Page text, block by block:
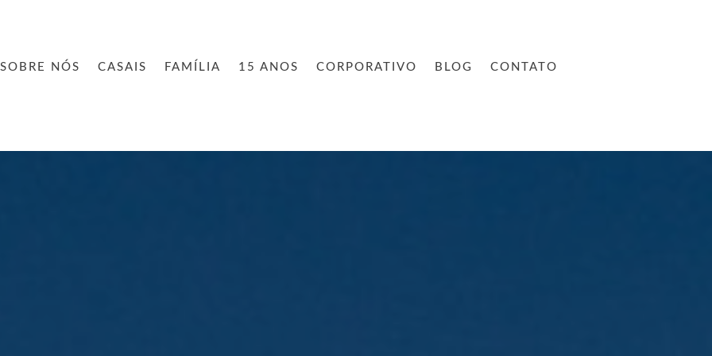
SOBRE NÓS CASAIS FAMÍLIA 15 ANOS CORPORATIVO BLOG CONTATO